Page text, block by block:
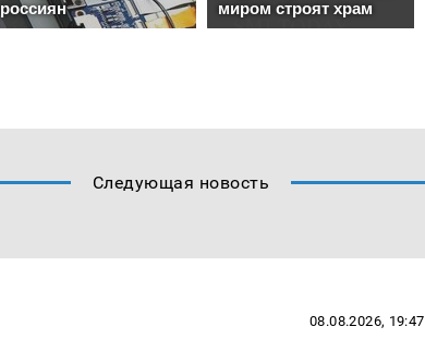
Следующая новость
08.08.2026, 19:47